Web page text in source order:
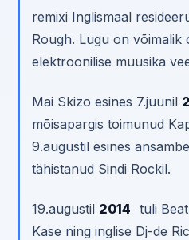
remixi Inglismaal
Rough. Lugu on võimalik
elektroonilise muusika
Mai Skizo esines 7.juunil
mõisapargis toimunud
9.augustil esines
tähistanud Sindi Rockil.
19.augustil 2014 tuli
Kase ning inglise Dj-de